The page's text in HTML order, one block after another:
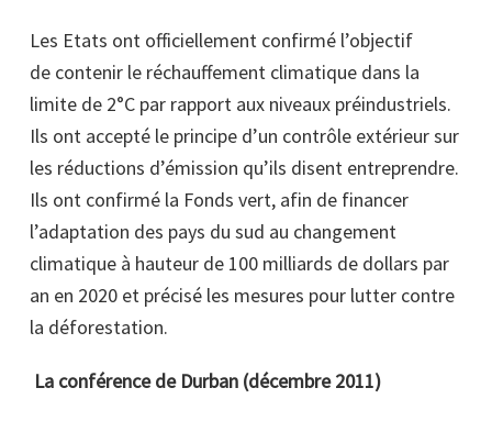
Les Etats ont officiellement confirmé l’objectif
de contenir le réchauffement climatique dans la
limite de 2°C par rapport aux niveaux préindustriels.
Ils ont accepté le principe d’un contrôle extérieur sur
les réductions d’émission qu’ils disent entreprendre.
Ils ont confirmé la Fonds vert, afin de financer
l’adaptation des pays du sud au changement
climatique à hauteur de 100 milliards de dollars par
an en 2020 et précisé les mesures pour lutter contre
la déforestation.
La conférence de Durban (décembre 2011)